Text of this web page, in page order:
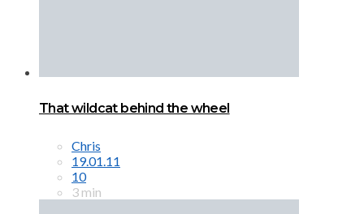
That wildcat behind the wheel
Chris
19.01.11
10
3 min